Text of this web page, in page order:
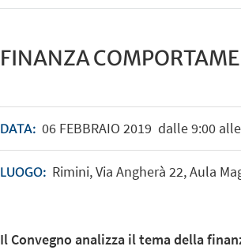
FINANZA
DATA: 06FEBBRAIO 2019 dalle 9:00
LUOGO: Rimini, Via Angherà 22, Aula
Il Convegno analizza il tema della